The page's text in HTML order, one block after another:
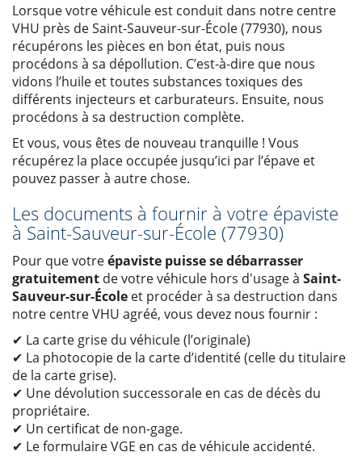
Lorsque votre véhicule est conduit dans notre centre
VHU près de Saint-Sauveur-sur-École (77930), nous
récupérons les pièces en bon état, puis nous
procédons à sa dépollution. C’est-à-dire que nous
vidons l’huile et toutes substances toxiques des
différents injecteurs et carburateurs. Ensuite, nous
procédons à sa destruction complète.
Et vous, vous êtes de nouveau tranquille ! Vous
récupérez la place occupée jusqu’ici par l’épave et
pouvez passer à autre chose.
Les documents à fournir à votre épaviste
à Saint-Sauveur-sur-École (77930)
Pour que votreépaviste puisse se débarrasser
gratuitement de votre véhicule hors d'usage à Saint-
Sauveur-sur-École et procéder à sa destruction dans
notre centre VHU agréé, vous devez nous fournir :
✔ La carte grise du véhicule (l’originale)
✔ La photocopie de la carte d’identité (celle du titulaire
de la carte grise).
✔ Une dévolution successorale en cas de décès du
propriétaire.
✔ Un certificat de non-gage.
✔ Le formulaire VGE en cas de véhicule accidenté.